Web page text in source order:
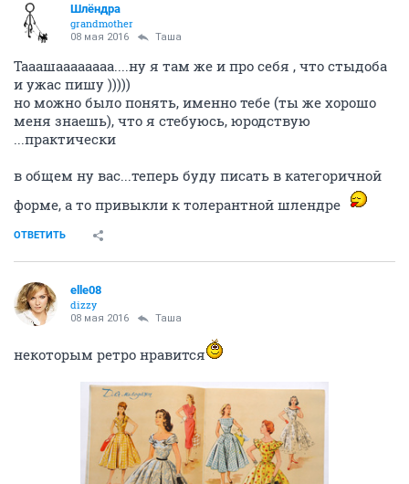
Шлёндра
grandmother
08 мая 2016 Таша
Тааашаааааааа....ну я там же и про себя , что стыдоба
и ужас пишу )))))
но можно было понять, именно тебе (ты же хорошо
меня знаешь), что я стебуюсь, юродствую
...практически
в общем ну вас...теперь буду писать в категоричной
форме, а то привыкли к толерантной шлендре
ОТВЕТИТЬ
elle08
dizzy
08 мая 2016 Таша
некоторым ретро нравится